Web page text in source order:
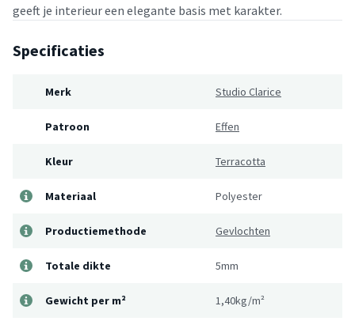
geeft je interieur een elegante basis met karakter.
Specificaties
Merk Studio Clarice
Patroon Effen
Kleur Terracotta
Materiaal Polyester
Productiemethode Gevlochten
Totale dikte 5mm
Gewicht per m² 1,40kg/m²